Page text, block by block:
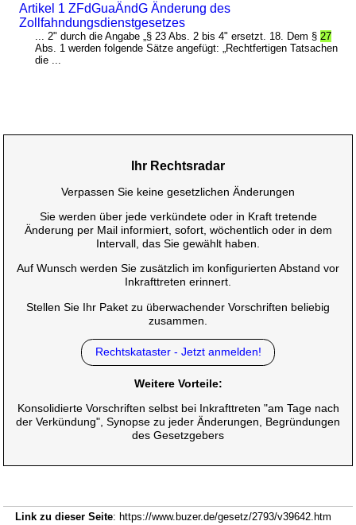
Artikel 1 ZFdGuaÄndG Änderung des
Zollfahndungsdienstgesetzes
... 2" durch die Angabe „§ 23 Abs. 2 bis 4" ersetzt. 18. Dem § 27
Abs. 1 werden folgende Sätze angefügt: „Rechtfertigen Tatsachen
die ...
Ihr Rechtsradar
Verpassen Sie keine gesetzlichen Änderungen
Sie werden über jede verkündete oder in Kraft tretende
Änderung per Mail informiert, sofort, wöchentlich oder in dem
Intervall, das Sie gewählt haben.
Auf Wunsch werden Sie zusätzlich im konfigurierten Abstand vor
Inkrafttreten erinnert.
Stellen Sie Ihr Paket zu überwachender Vorschriften beliebig
zusammen.
Rechtskataster - Jetzt anmelden!
Weitere Vorteile:
Konsolidierte Vorschriften selbst bei Inkrafttreten "am Tage nach
der Verkündung", Synopse zu jeder Änderungen, Begründungen
des Gesetzgebers
Link zu dieser Seite: https://www.buzer.de/gesetz/2793/v39642.htm